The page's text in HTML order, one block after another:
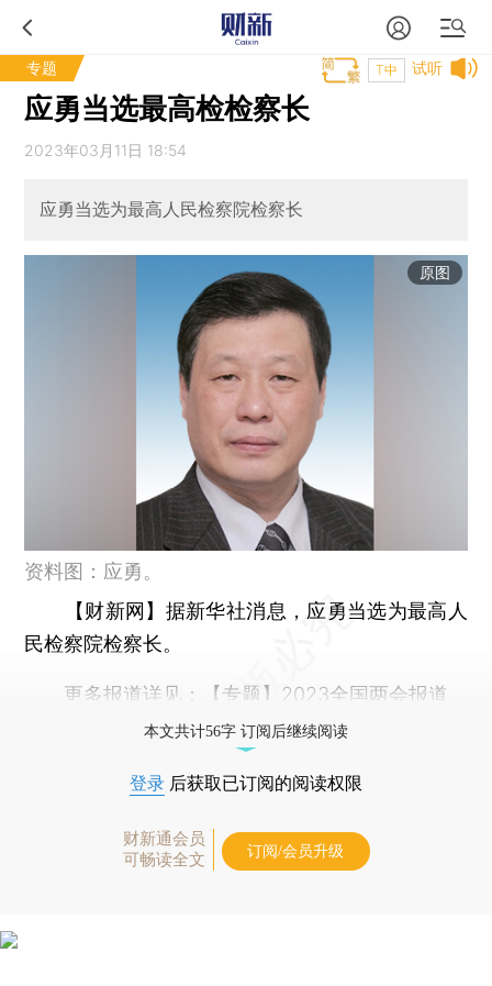
专题 试听
T中
应勇当选最高检检察长
2023年03月11日 18:54
应勇当选为最高人民检察院检察长
原图
资料图：应勇。
【财新网】 据新华社消息，应勇当选为最高人
民检察院检察长。
更多报道详见： 【专题】2023全国两会报道
本文共计56字 订阅后继续阅读
登录 后获取已订阅的阅读权限
财新通会员
可畅读全文
订阅/会员升级